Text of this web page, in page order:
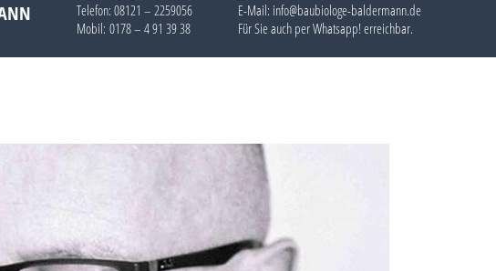
Telefon: 08121 – 2259056
Mobil: 0178 – 4 91 39 38
E-Mail: info@baubiologe-baldermann.de
Für Sie auch perWhatsapp!erreichbar.